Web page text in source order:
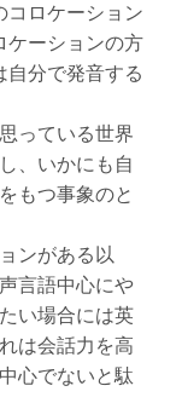
コロケーション
ーションの方
自分で発音する
っている世界
、いかにも自
もつ事象のと
ンがある以
言語中心にや
い場合には英
は会話力を高
心でないと駄